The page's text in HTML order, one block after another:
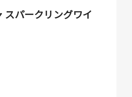
スパークリングワイ